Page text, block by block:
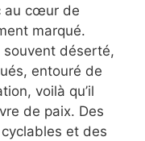
au cœur de
marqué.
souvent déserté,
entouré de
voilà qu’il
de paix. Des
et des